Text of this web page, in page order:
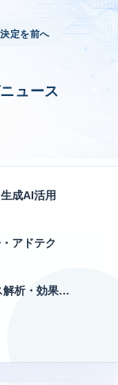
定を前へ
ュース
成AI活用
アドテク
アクセス解析・効果測定